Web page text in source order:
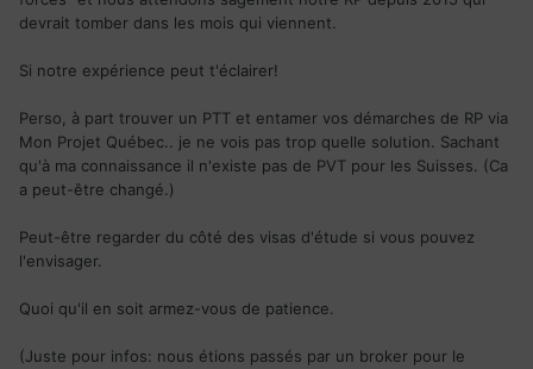
devrait tomber dans les mois qui viennent.
Si notre expérience peut t'éclairer!
Perso, à part trouver un PTT et entamer vos démarches de RP via
Mon Projet Québec.. je ne vois pas trop quelle solution. Sachant
qu'à ma connaissance il n'existe pas de PVT pour les Suisses. (Ca
a peut-être changé.)
Peut-être regarder du côté des visas d'étude si vous pouvez
l'envisager.
Quoi qu'il en soit armez-vous de patience.
(Juste pour infos: nous étions passés par un broker pour le